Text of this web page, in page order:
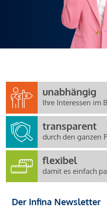
unabhängig
Ihre Interessen im
transparent
durch den ganzen
flexibel
damit es einfach
Der Infina Newsletter